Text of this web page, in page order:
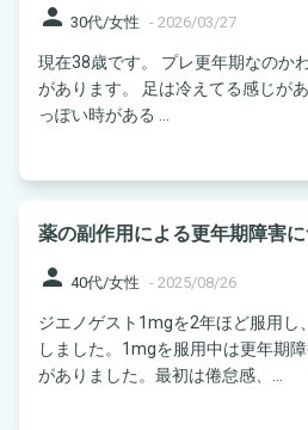
person 30代/女性 - 2026/03/27
現在38歳です。 プレ更年期なのか
があります。 足は冷えてる感じがあるのに、顔がほてって熱
薬の副作用による更年期障害
person 40代/女性 - 2025/08/26
ジエノゲスト1mgを2年ほど服用し
しました。1mgを服用中は更年期
がありました。最初は倦怠感、...